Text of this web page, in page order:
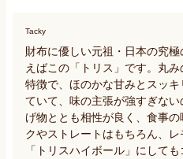
Tacky
財布に優しい元祖・日本の究
えばこの「トリス」です。丸
特徴で、ほのかな甘みとスッ
ていて、味の主張が強すぎな
げ物ととも相性が良く、食事
クやストレートはもちろん、
「トリスハイボール」にして